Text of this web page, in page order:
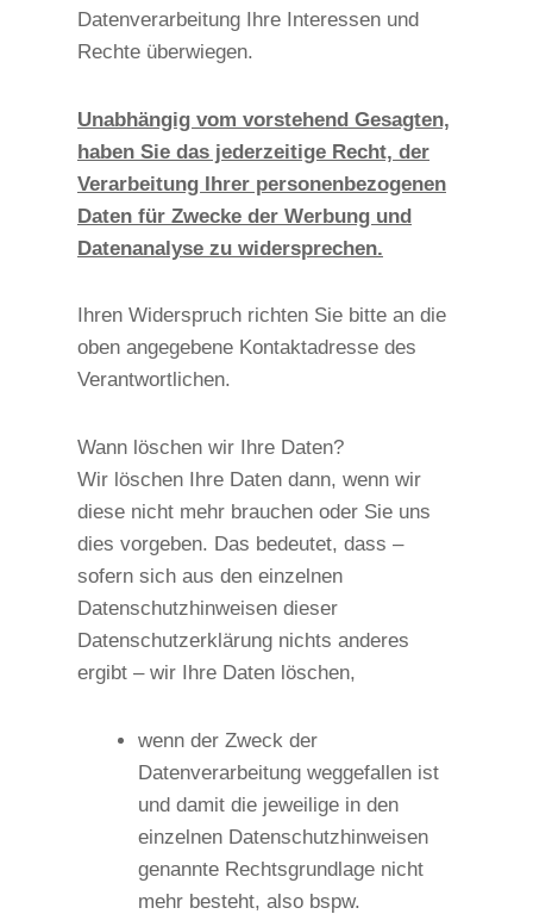
Datenverarbeitung Ihre Interessen und
Rechte überwiegen.
Unabhängig vom vorstehend Gesagten,
haben Sie das jederzeitige Recht, der
Verarbeitung Ihrer personenbezogenen
Daten für Zwecke der Werbung und
Datenanalyse zu widersprechen.
Ihren Widerspruch richten Sie bitte an die
oben angegebene Kontaktadresse des
Verantwortlichen.
Wann löschen wir Ihre Daten?
Wir löschen Ihre Daten dann, wenn wir
diese nicht mehr brauchen oder Sie uns
dies vorgeben. Das bedeutet, dass –
sofern sich aus den einzelnen
Datenschutzhinweisen dieser
Datenschutzerklärung nichts anderes
ergibt – wir Ihre Daten löschen,
wenn der Zweck der
Datenverarbeitung weggefallen ist
und damit die jeweilige in den
einzelnen Datenschutzhinweisen
genannte Rechtsgrundlage nicht
mehr besteht, also bspw.